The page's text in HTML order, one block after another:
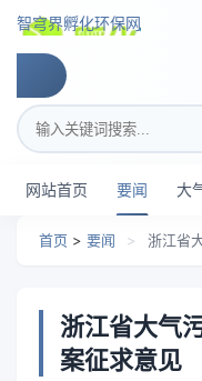
智穹界孵化环保网
搜索关键词
网站首页 要闻 大
首页 > 要闻 > 浙江省
浙江省大气
案征求意见